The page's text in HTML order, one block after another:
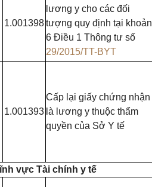
1.001398
lương y cho các đối
tượng quy định tại khoản
6 Điều 1 Thông tư số
29/2015/TT-BYT
1.001393
Cấp lại giấy chứng nhận
là lương y thuộc thẩm
quyền của Sở Y tế
vực Tài chính y tế